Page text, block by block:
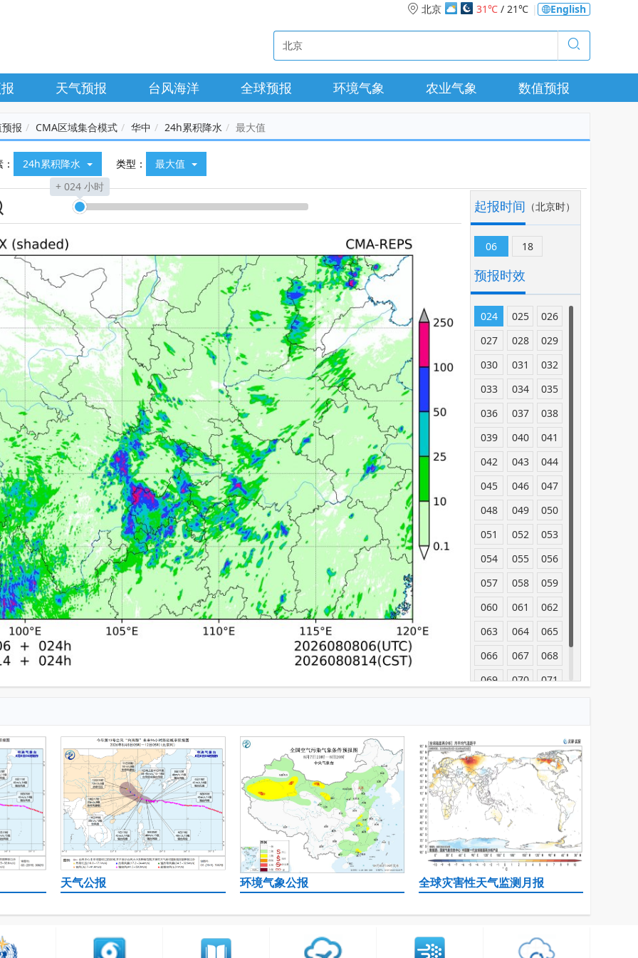
北京 31℃ / 21℃ English
天气预报 台风海洋 全球预报 环境气象 农业气象 数值预报
报 CMA区域集合模式 华中 24h累积降水 最大值
24h累积降水 类型：
最大值
+ 024 小时
起报时间 （北京时）
06 18
预报时效
024 025
026
027
028
029
030
031
032
033
034
035
036
037
038
039
040
041
042
043
044
045
046
047
048
049
050
051
052
053
054
055
056
057
058
059
060
061
062
063
064
065
066
067
068
069
070
071
天气公报 环境气象公报 全球灾害性天气监测月报